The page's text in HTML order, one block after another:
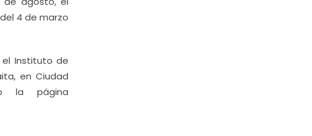
4 de marzo
el Instituto de
en Ciudad
la página